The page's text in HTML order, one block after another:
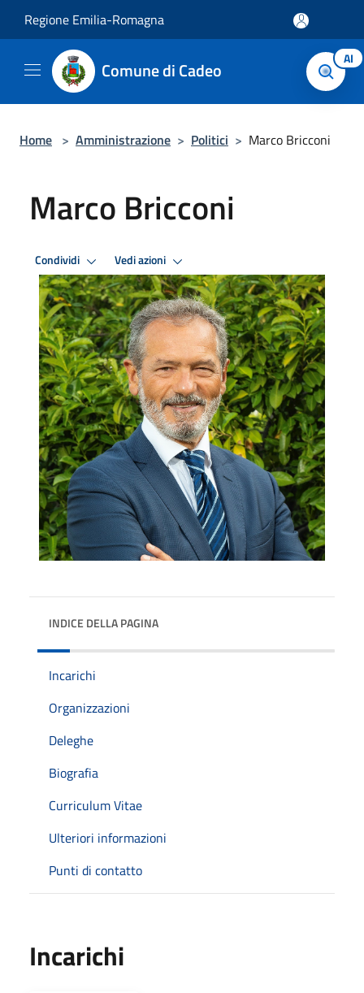
Regione Emilia-Romagna
Comune di Cadeo AI
Home > Amministrazione > Politici > Marco Bricconi
Marco Bricconi
Condividi Vedi azioni
INDICE DELLA PAGINA
Incarichi
Organizzazioni
Deleghe
Biografia
Curriculum Vitae
Ulteriori informazioni
Punti di contatto
Incarichi